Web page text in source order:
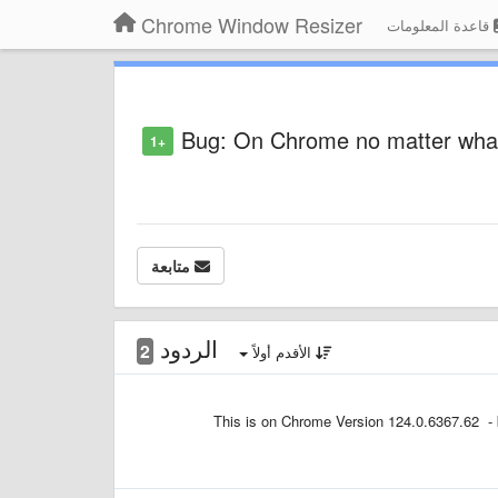
Chrome Window Resizer قاعدة المعلومات
+1 Bug: On Chrome no matter
متابعة
الردود 2 الأقدم أولاً
This is on Chrome Version 124.0.6367.62